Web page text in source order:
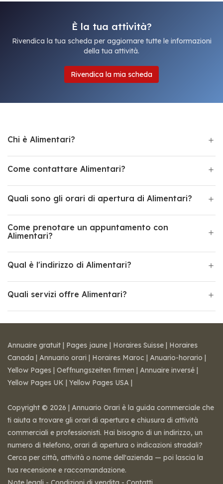
È la tua attività?
Rivendica la tua scheda per aggiornare tutte le informazioni
della tua attività.
Rivendica la mia scheda
Chi è Alimentari?
Come contattare Alimentari?
Quali sono gli orari di apertura di Alimentari?
Come prenotare un appuntamento con
Alimentari?
Qual è l'indirizzo di Alimentari?
Quali servizi offre Alimentari?
Annuaire gratuit | Pages jaune | Horaires Suisse | Horaires
Canada | Annuario orari | Horaires Maroc | Anuario-horario |
Yellow Pages | Oeffnungszeiten firmen | Annuaire inversé |
Yellow Pages UK | Yellow Pages USA |
Copyright © 2026 | Annuario Orari è la guida commerciale che
ti aiuta a trovare gli orari di apertura e chiusura di attività
commerciali e professionisti. Hai bisogno di un indirizzo, un
numero di telefono, orari di apertura o indicazioni stradali?
Cerca per città, attività o nome dell'azienda — poi lascia la
tua recensione e raccomandazione.